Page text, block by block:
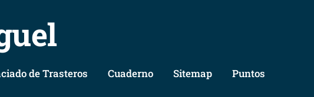
de Trasteros Cuaderno Sitemap Puntos